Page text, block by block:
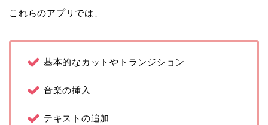
これらのアプリでは、
基本的なカットやトランジション
音楽の挿入
テキストの追加